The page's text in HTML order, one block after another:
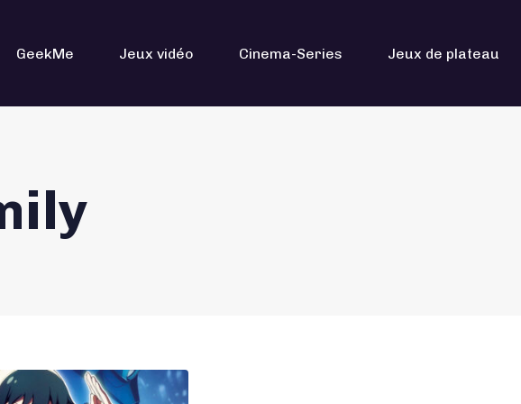
GeekMe Jeux vidéo Cinema-Series Jeux de plateau